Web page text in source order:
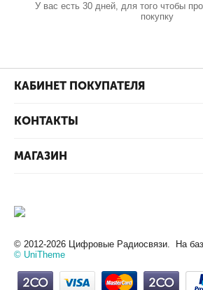
У вас есть 30 дней, для того чтобы
покупку
КАБИНЕТ ПОКУПАТЕЛЯ
КОНТАКТЫ
МАГАЗИН
© 2012-2026 Цифровые Радиосвязи. На
© UniTheme